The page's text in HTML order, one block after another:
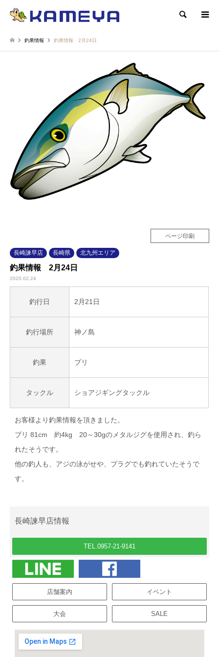
検索
釣果情報 釣果情報 2月24日
ページ印刷
長崎諫早店 長崎県 北九州エリア
釣果情報 2月24日
2020.02.24
釣行日 2月21日
釣行場所 神ノ島
釣果 ブリ
タックル ショアジギングタックル
お客様より釣果情報を頂きました。
ブリ 81cm 約4kg 20～30gのメタルジグを使用され、釣ら
れたそうです。
他の釣人も、アジの泳がせや、プラグでも釣れていたそうで
す。
長崎諫早店情報
TEL.0957-21-9141
店舗案内 イベント
大会 SALE